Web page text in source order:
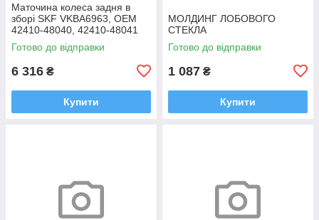
Маточина колеса задня в
зборі SKF VKBA6963, OEM
42410-48040, 42410-48041
Highlander, RX
Готово до відправки
6 316 ₴
Купити
МОЛДИНГ ЛОБОВОГО
СТЕКЛА
Готово до відправки
1 087 ₴
Купити